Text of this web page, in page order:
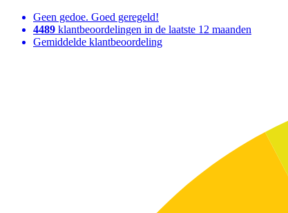
Geen gedoe. Goed geregeld!
4489 klantbeoordelingen in de laatste 12 maanden
Gemiddelde klantbeoordeling